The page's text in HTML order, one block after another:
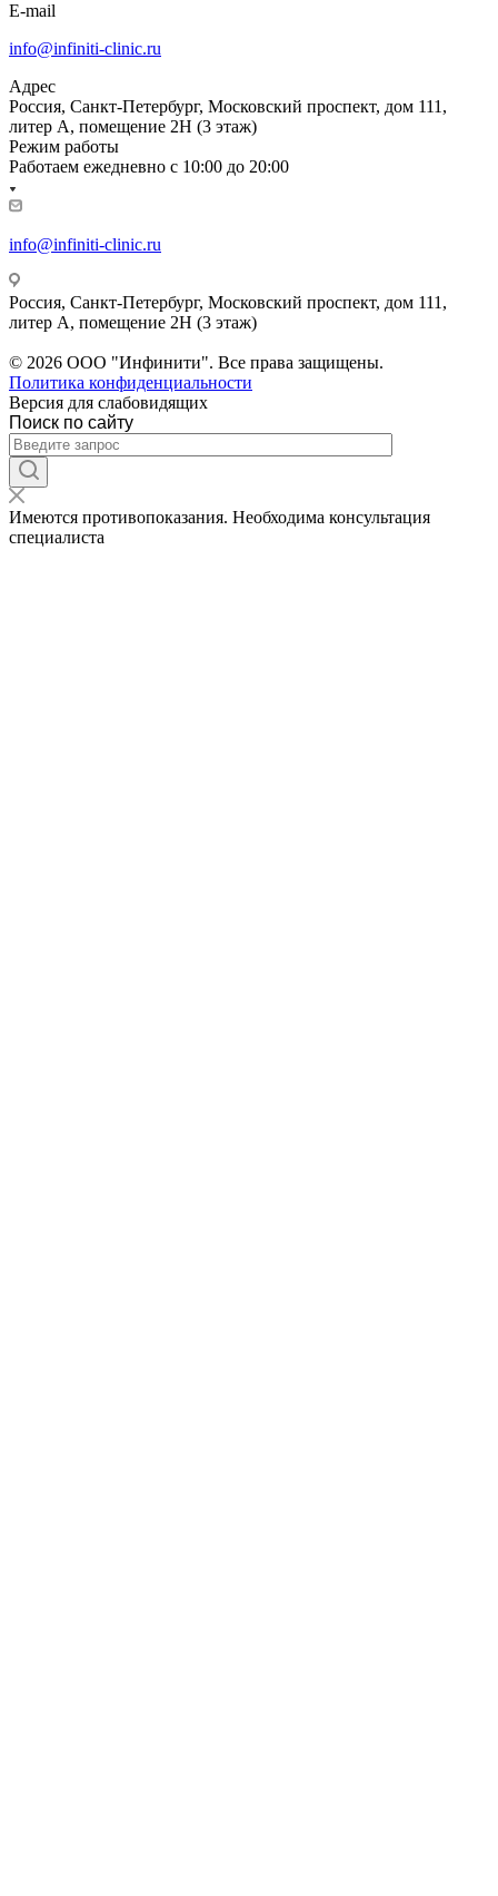
E-mail
info@infiniti-clinic.ru
Адрес
Россия, Санкт-Петербург, Московский проспект, дом 111,
литер А, помещение 2Н (3 этаж)
Режим работы
Работаем ежедневно с 10:00 до 20:00
info@infiniti-clinic.ru
Россия, Санкт-Петербург, Московский проспект, дом 111,
литер А, помещение 2Н (3 этаж)
© 2026 ООО "Инфинити". Все права защищены.
Политика конфиденциальности
Версия для слабовидящих
Поиск по сайту
Имеются противопоказания. Необходима консультация
специалиста